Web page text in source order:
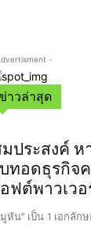
-
าวล่าสุด
มประสงค์ ห
ทอดธุรกิจค
ฟต์พาวเวอ
หัน” เป็น 1 เอกลัก